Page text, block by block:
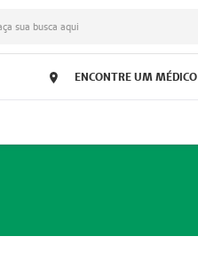
sua busca aqui
ENCONTRE UM MÉDICO